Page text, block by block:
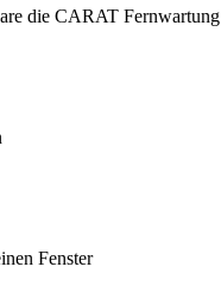
die CARAT Fernwartung
Fenster